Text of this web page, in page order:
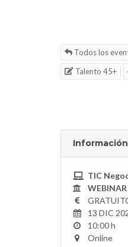
Todos los
Talento 45+
TIC
WEBINAR
13 DIC
10:00 h
Online